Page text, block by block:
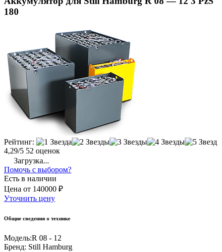
180
Рейтинг:
4,29/5 52 оценок
Загрузка...
Помочь с выбором?
Есть в наличии
Цена от 140000 ₽
Уточнить цену
Общие сведения о технике
Модель:R 08 - 12
Бренд: Still Hamburg